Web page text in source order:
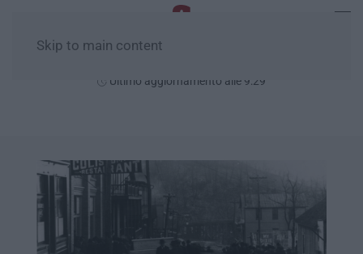
Skip to main content
Ultimo aggiornamento alle 9:29